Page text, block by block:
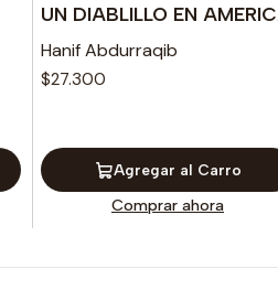
UN DIABLILLO EN
Hanif Abdurraqib
$27.300
Agregar al Carro
Comprar ahora